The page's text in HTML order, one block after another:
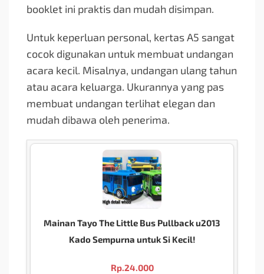
booklet ini praktis dan mudah disimpan.
Untuk keperluan personal, kertas A5 sangat
cocok digunakan untuk membuat undangan
acara kecil. Misalnya, undangan ulang tahun
atau acara keluarga. Ukurannya yang pas
membuat undangan terlihat elegan dan
mudah dibawa oleh penerima.
Mainan Tayo The Little Bus Pullback u2013
Kado Sempurna untuk Si Kecil!
Rp.24.000